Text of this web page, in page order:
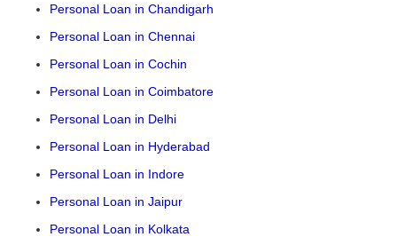
Personal Loan in Chandigarh
Personal Loan in Chennai
Personal Loan in Cochin
Personal Loan in Coimbatore
Personal Loan in Delhi
Personal Loan in Hyderabad
Personal Loan in Indore
Personal Loan in Jaipur
Personal Loan in Kolkata